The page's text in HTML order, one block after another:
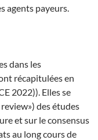
agents payeurs.
dans les
récapitulées en
2022)). Elles se
des études
et sur le consensus
au long cours de